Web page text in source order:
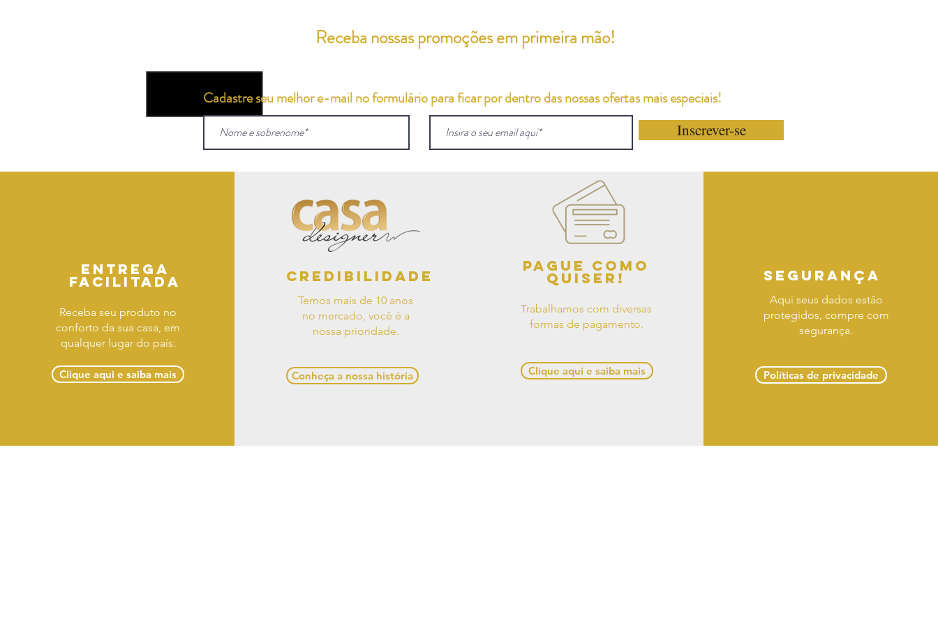
Inscrever-se
Cadastre seu melhor e-mail no formulário para ficar por dentro das nossas ofertas mais especiais!
Receba nossas promoções em primeira mão!
Entrega
facilitada
Receba seu produto no
conforto da sua casa, em
qualquer lugar do país.
Clique aqui e saiba mais
Credibilidade
Temos mais de 10 anos
no mercado, você é a
nossa prioridade.
Conheça a nossa história
Pague como
quiser!
Trabalhamos com diversas
formas de pagamento.
Clique aqui e saiba mais
segurança
Aqui seus dados estão
protegidos, compre com
segurança.
Políticas de privacidade